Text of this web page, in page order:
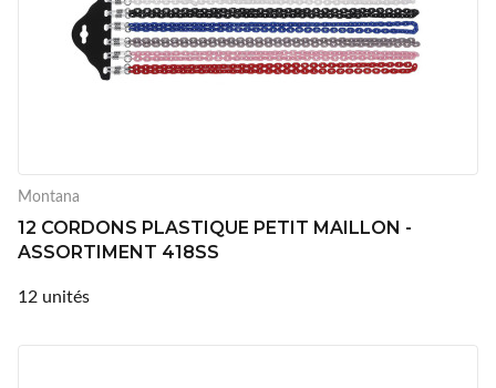
Montana
12 CORDONS PLASTIQUE PETIT MAILLON -
ASSORTIMENT 418SS
12 unités